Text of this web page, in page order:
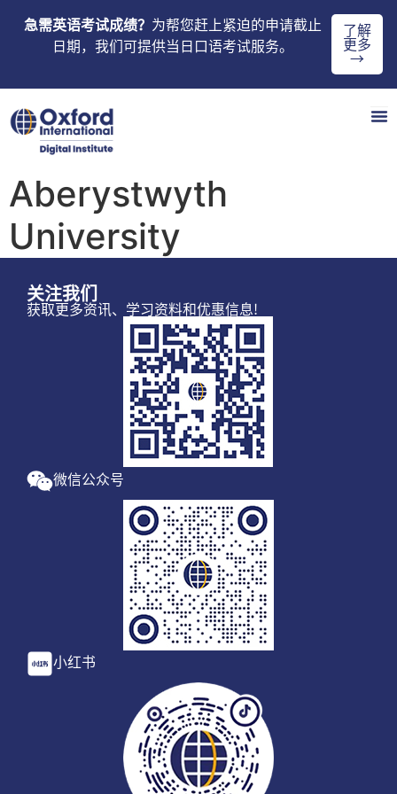
急需英语考试成绩？ 为帮您赶上紧迫的申请截止
日期，我们可提供当日口语考试服务。
了解
更多
→
Aberystwyth
University
关注我们
获取更多资讯、学习资料和优惠信息!
微信公众号
小红书